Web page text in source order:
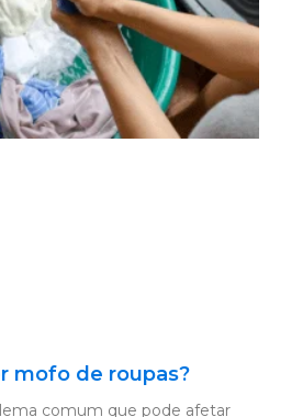
mofo de roupas?
comum que pode afetar